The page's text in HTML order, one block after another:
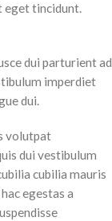
eget tincidunt.
dui parturient ad
imperdiet
dui.
volutpat
dui vestibulum
cubilia mauris
egestas a